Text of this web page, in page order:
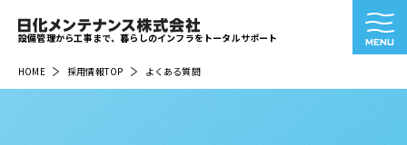
設備管理から工事まで、暮らしのインフラをトータルサポート
HOME 採用情報TOP よくある質問